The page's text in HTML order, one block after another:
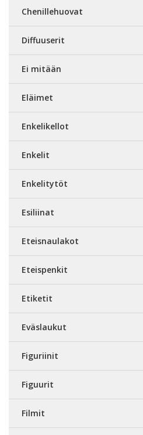
Chenillehuovat
Diffuuserit
Ei mitään
Eläimet
Enkelikellot
Enkelit
Enkelitytöt
Esiliinat
Eteisnaulakot
Eteispenkit
Etiketit
Eväslaukut
Figuriinit
Figuurit
Filmit